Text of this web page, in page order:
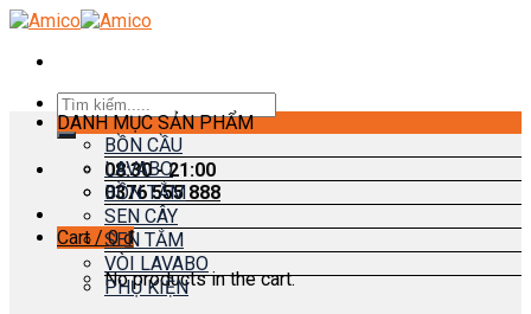
Skip
content
Search
for:
08:30 - 21:00
0376 555 888
Cart /0₫
No products in the cart.
DANH MỤC SẢN PHẨM
BỒN CẦU
LAVABO
BỒN TẮM
SEN CÂY
SEN TẮM
VÒI LAVABO
PHỤ KIỆN